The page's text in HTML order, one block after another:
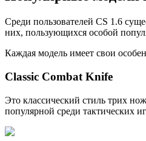
Среди пользователей CS 1.6
них, пользующихся особой
Каждая модель имеет свои
Classic Combat Knife
Это классический стиль трих
популярной среди тактических